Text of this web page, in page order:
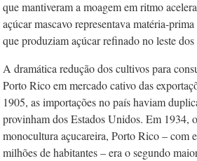
que mantiveram a moagem em ritmo
açúcar mascavo representava matéria-
que produziam açúcar refinado no leste
A dramática redução dos cultivos para
Porto Rico em mercado cativo das
1905, as importações no país haviam
provinham dos Estados Unidos. Em 1934,
monocultura açucareira, Porto Rico – com
milhões de habitantes – era o segundo